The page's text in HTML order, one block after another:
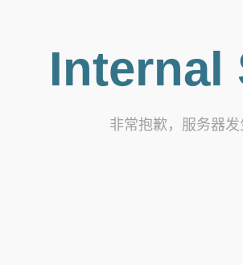
Internal
非常抱歉，服务器